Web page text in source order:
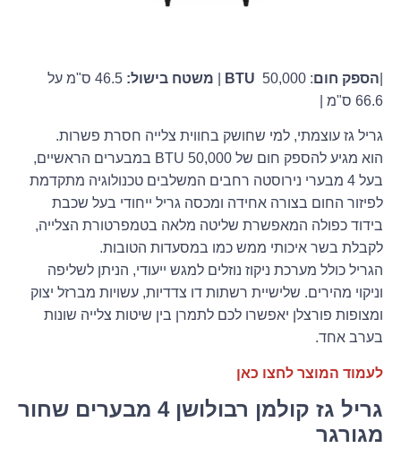
הספק חום:
BTU50,000 | משטח בישול:
46.5 ס"מ על
66.6 ס"מ |
גריל גז עוצמתי, למי שחושק בחווית צלייה חסרת פשרות.
הוא מגיע להספק חום של 50,000 BTU במבערים הראשיים,
בעל 4 מבערי נירוסטה רחבים המשלבים טכנולוגיה מתקדמת
לפיזור החום בצורה אחידה ומכסה גריל ייחודי בעל שכבת
בידוד כפולה המאפשרת שליטה מלאה בטמפרטורת הצלייה,
לקבלת בשר איכותי ממש כמו במסעדות הטובות.
הגריל כולל מערכת ניקוז נוזלים למגש ייעודי, הניתן לשליפה
וניקוי מהירים. שלישיית רשתות דו צדדיות, עשויות מברזל יצוק
ומצופות פורצלן יאפשרו לכם לתמרן בין שיטות צלייה שונות
בערב אחד.
לעמוד המוצר לחצו כאן
גריל גז קולמן רבולושן 4 מבערים שחור
מגורגר